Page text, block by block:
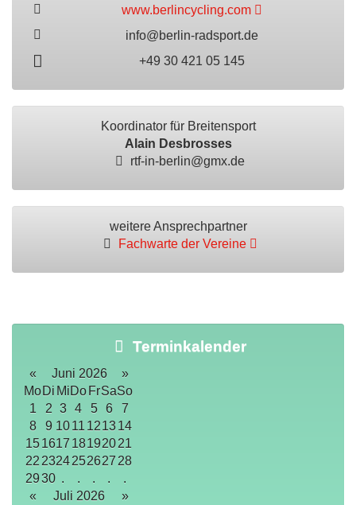
www.berlincycling.com
info@berlin-radsport.de
+49 30 421 05 145
Koordinator für Breitensport
Alain Desbrosses
rtf-in-berlin@gmx.de
weitere Ansprechpartner
Fachwarte der Vereine
Terminkalender
« Juni 2026
»
MoDi MiDo FrSaSo
1
2 3 4 5 6
7
8
9 1011 121314
151617 18192021
22 2324252627 28
2930 . . . .
.
«
Juli 2026
»